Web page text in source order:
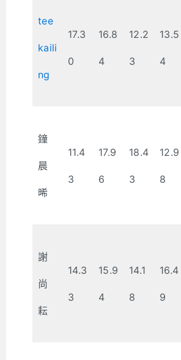
tee
kaili
ng
17.3
0
16.8
4
12.2
3
13.5
4
鐘
晨
晞
11.4
3
17.9
6
18.4
3
12.9
8
謝
尚
耘
14.3
3
15.9
4
14.1
8
16.4
9